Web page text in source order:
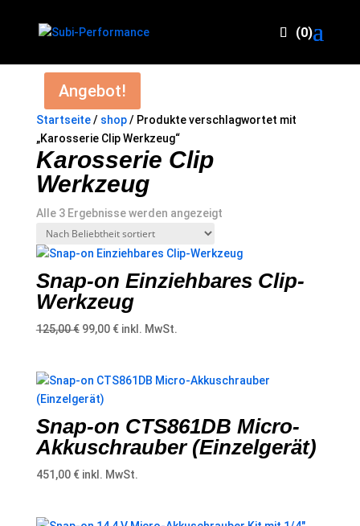
(0)
Startseite/ shop/ Produkte verschlagwortet mit
„Karosserie Clip Werkzeug“
Karosserie Clip
Werkzeug
Alle 3 Ergebnisse werden angezeigtNach
sortiert
Angebot!
Snap-on Einziehbares Clip-
Werkzeug
125,00€ Ursprünglicher
125,00 €
99,00 €Aktueller
99,00 €.
inkl. MwSt.
Snap-on CTS861DB Micro-
Akkuschrauber (Einzelgerät)
451,00 € inkl. MwSt.